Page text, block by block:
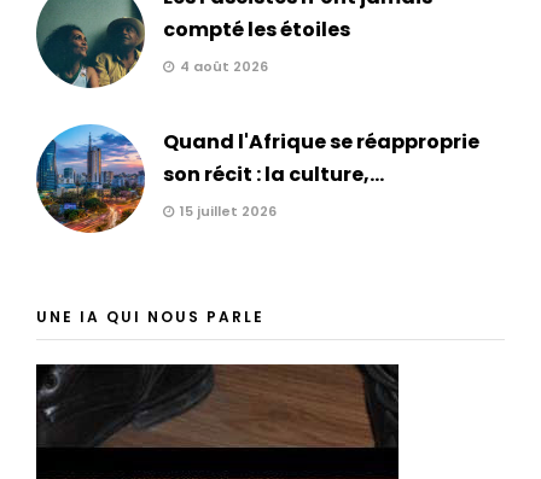
compté les étoiles
4 août 2026
Quand l'Afrique se réapproprie
son récit : la culture,...
15 juillet 2026
UNE IA QUI NOUS PARLE